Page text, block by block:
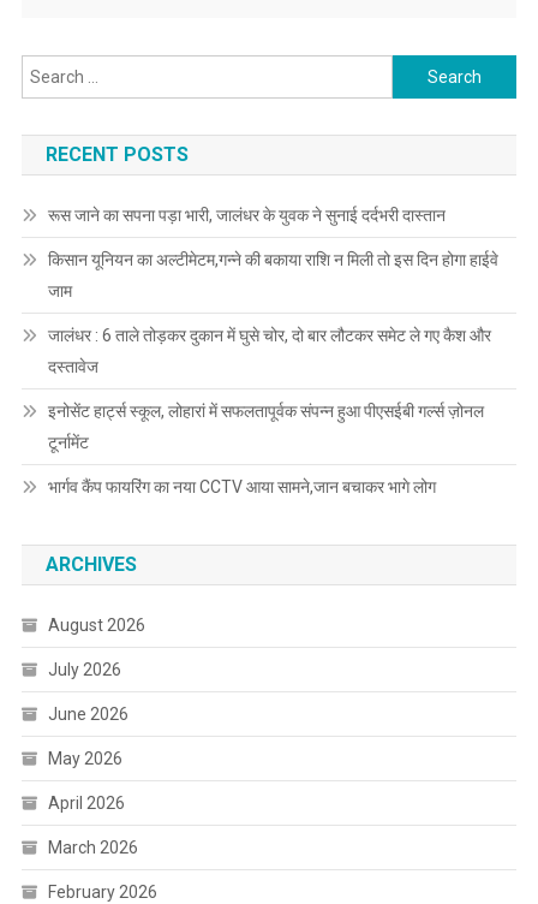
Search for:
RECENT POSTS
रूस जाने का सपना पड़ा भारी, जालंधर के युवक ने सुनाई दर्दभरी दास्तान
किसान यूनियन का अल्टीमेटम,गन्ने की बकाया राशि न मिली तो इस दिन होगा हाईवे
जाम
जालंधर : 6 ताले तोड़कर दुकान में घुसे चोर, दो बार लौटकर समेट ले गए कैश और
दस्तावेज
इनोसेंट हार्ट्स स्कूल, लोहारां में सफलतापूर्वक संपन्न हुआ पीएसईबी गर्ल्स ज़ोनल
टूर्नामेंट
भार्गव कैंप फायरिंग का नया CCTV आया सामने,जान बचाकर भागे लोग
ARCHIVES
August 2026
July 2026
June 2026
May 2026
April 2026
March 2026
February 2026